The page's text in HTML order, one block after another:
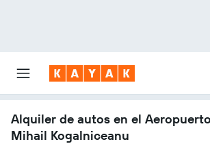
Alquiler de autos en el
Mihail Kogalniceanu